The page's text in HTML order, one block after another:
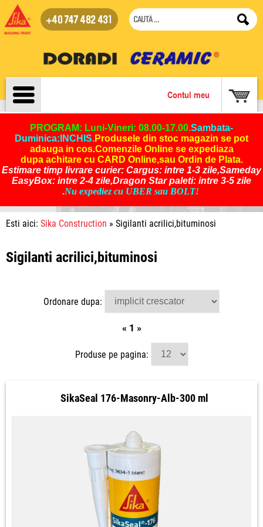
+40 747 482 431
Contul meu
PROGRAM: Luni-Vineri: 08.00-17.00.Sambata-
Duminica:INCHIS.Produsele din stoc magazin se pot
adauga in cos.Comenzile Online se expediaza
dupa achitare cu CARD Online,sau Ordin de Plata.
Estimare timp livrare curier: Cargus: intre 1-3 zile,Sameday
EasyBox: intre 2-4 zile,Dragon Star paleti: intre 3-5 zile
.Nu expediez cu UBER sau BOLT!
Esti aici: Sika Construction » Sigilanti acrilici,bituminosi
Sigilanti acrilici,bituminosi
Ordonare dupa:
« 1 »
Produse pe pagina:
SikaSeal 176-Masonry-Alb-300 ml